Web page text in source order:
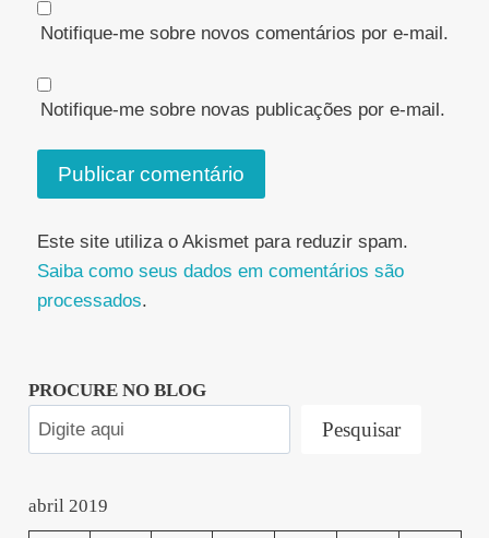
Notifique-me sobre novos comentários por e-mail.
Notifique-me sobre novas publicações por e-mail.
Este site utiliza o Akismet para reduzir spam.
Saiba como seus dados em comentários são
processados.
PROCURE NO BLOG
Pesquisar
abril 2019